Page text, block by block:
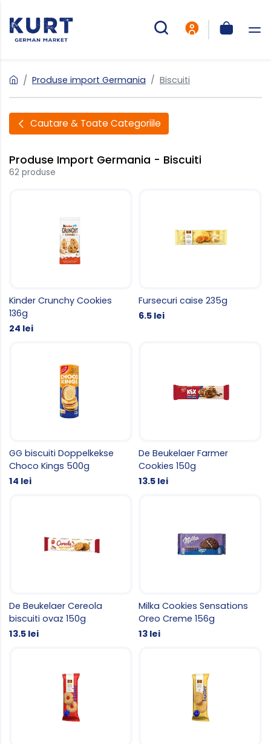
Produse import Germania Biscuiti
Cautare & Toate Categoriile
Produse Import Germania - Biscuiti
62 produse
Kinder Crunchy Cookies
136g
24 lei
Fursecuri caise 235g
6.5 lei
GG biscuiti Doppelkekse
Choco Kings 500g
14 lei
De Beukelaer Farmer
Cookies 150g
13.5 lei
De Beukelaer Cereola
biscuiti ovaz 150g
13.5 lei
Milka Cookies Sensations
Oreo Creme 156g
13 lei